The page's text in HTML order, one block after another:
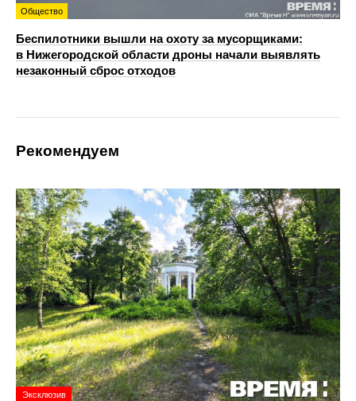
Общество
Беспилотники вышли на охоту за мусорщиками:
в Нижегородской области дроны начали выявлять
незаконный сброс отходов
Рекомендуем
Эксклюзив